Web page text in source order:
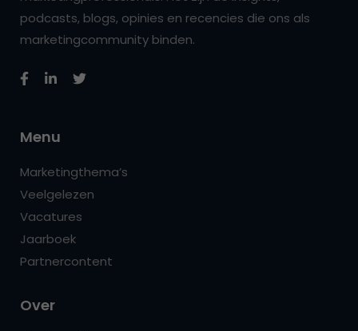
podcasts, blogs, opinies en recencies die ons als
marketingcommunity binden.
Menu
Marketingthema’s
Veelgelezen
Vacatures
Jaarboek
Partnercontent
Over